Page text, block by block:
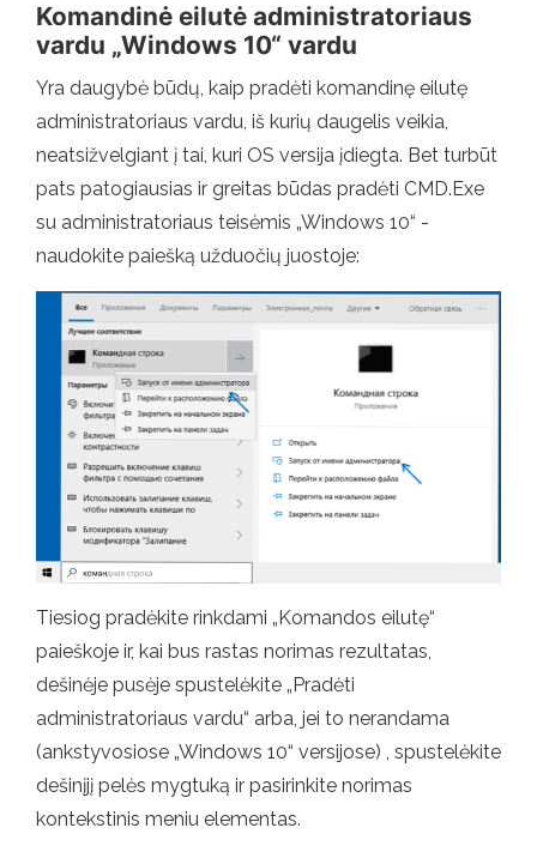
Komandinė eilutė administratoriaus
vardu „Windows 10“ vardu
Yra daugybė būdų, kaip pradėti komandinę eilutę
administratoriaus vardu, iš kurių daugelis veikia,
neatsižvelgiant į tai, kuri OS versija įdiegta. Bet turbūt
pats patogiausias ir greitas būdas pradėti CMD.Exe
su administratoriaus teisėmis „Windows 10“ -
naudokite paiešką užduočių juostoje:
Tiesiog pradėkite rinkdami „Komandos eilutę“
paieškoje ir, kai bus rastas norimas rezultatas,
dešinėje pusėje spustelėkite „Pradėti
administratoriaus vardu“ arba, jei to nerandama
(ankstyvosiose „Windows 10“ versijose) , spustelėkite
dešinįjį pelės mygtuką ir pasirinkite norimas
kontekstinis meniu elementas.